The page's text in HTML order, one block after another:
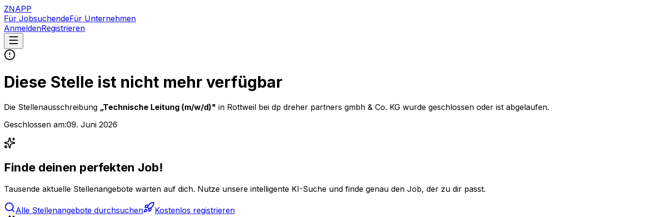
ZNAPP
Für JobsuchendeFür Unternehmen
AnmeldenRegistrieren
Diese Stelle ist nicht mehr verfügbar
Die Stellenausschreibung „Technische Leitung (m/w/d)" in Rottweil bei dp dreher partners gmbh & Co. KG wurde geschlossen oder ist abgelaufen.
Geschlossen am:09. Juni 2026
Finde deinen perfekten Job!
Tausende aktuelle Stellenangebote warten auf dich. Nutze unsere intelligente KI-Suche und finde genau den Job, der zu dir passt.
Alle Stellenangebote durchsuchen Kostenlos registrieren